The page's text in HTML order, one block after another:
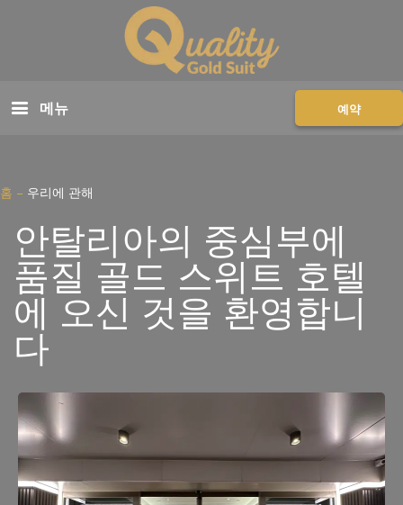
메뉴 예약
홈 – 우리에 관해
안탈리아의 중심부에
품질 골드 스위트 호텔
에 오신 것을 환영합니
다